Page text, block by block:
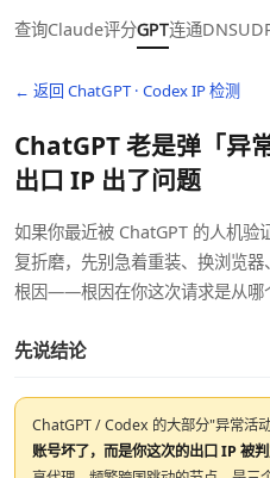
查询Claude评分GPT连通DNS
← 返回 ChatGPT · Codex IP 检测
ChatGPT 老是弹「异
出口 IP 出了问题
如果你最近被 ChatGPT 的人机
复折磨，先别急着重装、换浏览
根因——根因在你这次请求是从哪
先说结论
ChatGPT / Codex 的大部分"异常活
账号坏了，而是你这次的出口 IP 被